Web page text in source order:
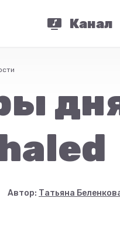
Канал
Автор: Татьяна